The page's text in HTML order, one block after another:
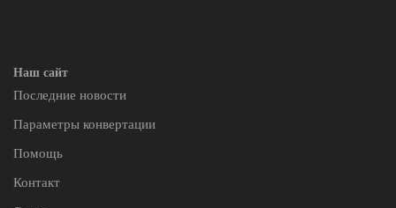
Наш сайт
Последние новости
Параметры конвертации
Помощь
Контакт